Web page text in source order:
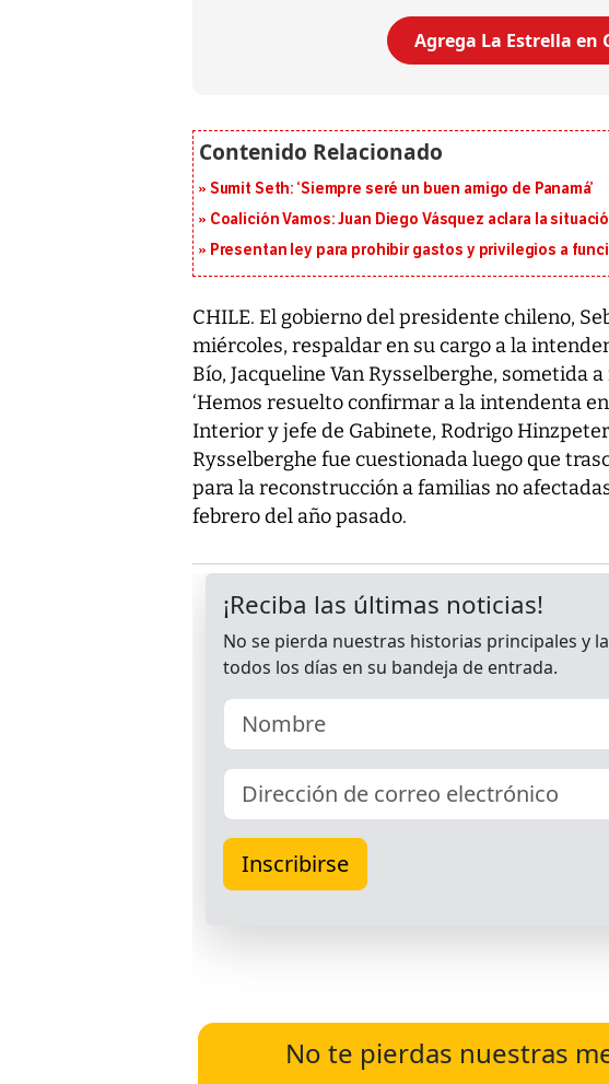
Agrega La Estrella en
Sumit Seth: ‘Siempre seré un buen amigo de Panamá’
Coalición Vamos: Juan Diego Vásquez aclara la
Presentan ley para prohibir gastos y privilegios a
CHILE. El gobierno del presidente chileno,
miércoles, respaldar en su cargo a la
Bío, Jacqueline Van Rysselberghe, sometida
‘Hemos resuelto confirmar a la intendenta
Interior y jefe de Gabinete, Rodrigo
Rysselberghe fue cuestionada luego que
para la reconstrucción a familias no
febrero del año pasado.
No te pierdas nuestras